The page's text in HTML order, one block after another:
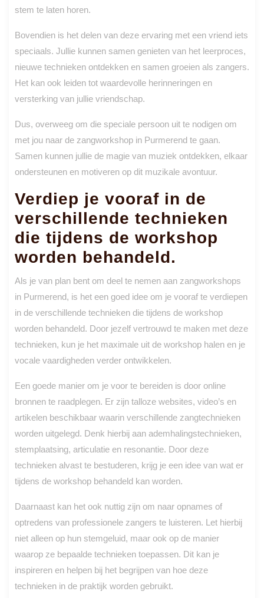
stem te laten horen.
Bovendien is het delen van deze ervaring met een vriend iets
speciaals. Jullie kunnen samen genieten van het leerproces,
nieuwe technieken ontdekken en samen groeien als zangers.
Het kan ook leiden tot waardevolle herinneringen en
versterking van jullie vriendschap.
Dus, overweeg om die speciale persoon uit te nodigen om
met jou naar de zangworkshop in Purmerend te gaan.
Samen kunnen jullie de magie van muziek ontdekken, elkaar
ondersteunen en motiveren op dit muzikale avontuur.
Verdiep je vooraf in de
verschillende technieken
die tijdens de workshop
worden behandeld.
Als je van plan bent om deel te nemen aan zangworkshops
in Purmerend, is het een goed idee om je vooraf te verdiepen
in de verschillende technieken die tijdens de workshop
worden behandeld. Door jezelf vertrouwd te maken met deze
technieken, kun je het maximale uit de workshop halen en je
vocale vaardigheden verder ontwikkelen.
Een goede manier om je voor te bereiden is door online
bronnen te raadplegen. Er zijn talloze websites, video’s en
artikelen beschikbaar waarin verschillende zangtechnieken
worden uitgelegd. Denk hierbij aan ademhalingstechnieken,
stemplaatsing, articulatie en resonantie. Door deze
technieken alvast te bestuderen, krijg je een idee van wat er
tijdens de workshop behandeld kan worden.
Daarnaast kan het ook nuttig zijn om naar opnames of
optredens van professionele zangers te luisteren. Let hierbij
niet alleen op hun stemgeluid, maar ook op de manier
waarop ze bepaalde technieken toepassen. Dit kan je
inspireren en helpen bij het begrijpen van hoe deze
technieken in de praktijk worden gebruikt.